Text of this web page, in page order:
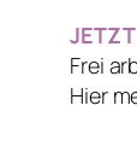
Frei
Hier